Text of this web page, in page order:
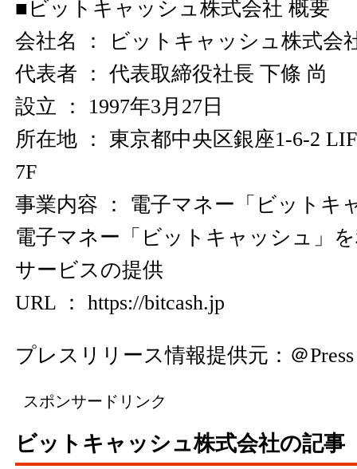
■ビットキャッシュ株式会社 概要
会社名 ： ビットキャッシュ株式会
代表者 ： 代表取締役社長 下條 尚
設立 ： 1997年3月27日
所在地 ： 東京都中央区銀座1-6-2
7F
事業内容 ： 電子マネー「ビットキ
電子マネー「ビットキャッシュ」
サービスの提供
URL ： https://bitcash.jp
プレスリリース情報提供元： ＠Press
スポンサードリンク
ビットキャッシュ株式会社の記事